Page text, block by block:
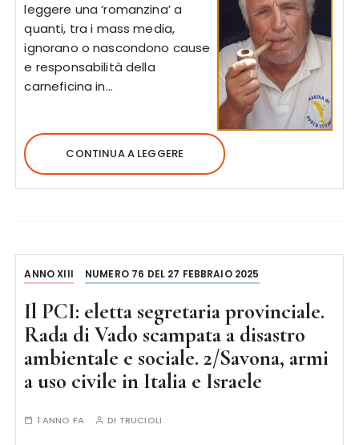
leggere una ‘romanzina’ a
quanti, tra i mass media,
ignorano o nascondono cause
e responsabilità della
carneficina in…
CONTINUA A LEGGERE
ANNO XIII NUMERO 76 DEL 27 FEBBRAIO 2025
Il PCI: eletta segretaria provinciale.
Rada di Vado scampata a disastro
ambientale e sociale. 2/Savona, armi
a uso civile in Italia e Israele
1 ANNO FA DI TRUCIOLI